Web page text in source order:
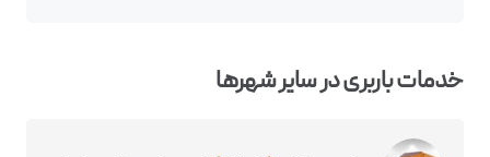
خدمات باربری در سایر شهرها